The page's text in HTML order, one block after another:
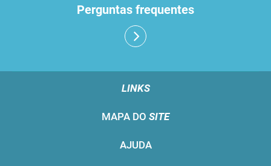
Perguntas frequentes
LINKS
MAPA DO SITE
AJUDA